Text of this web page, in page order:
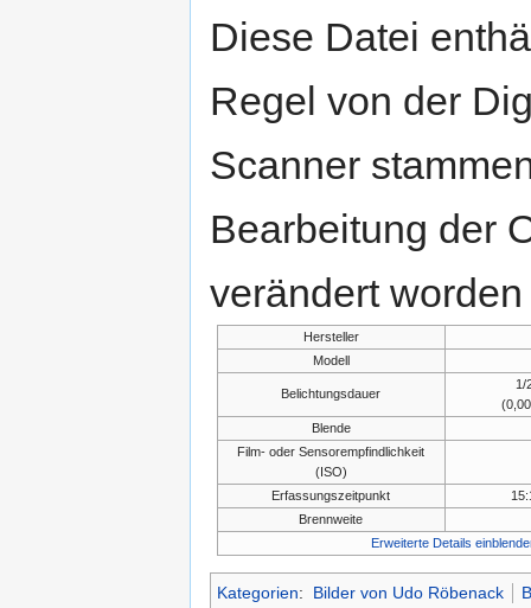
Diese Datei
Regel von der
Scanner
Bearbeitung der
verändert
Hersteller
Modell
Belichtungsdauer
1/
Blende
Film- oder Sensorempfindlichkeit
(ISO)
Erfassungszeitpunkt
Brennweite
Erweiterte Details
Kategorien: Bilder von Udo Röbenack